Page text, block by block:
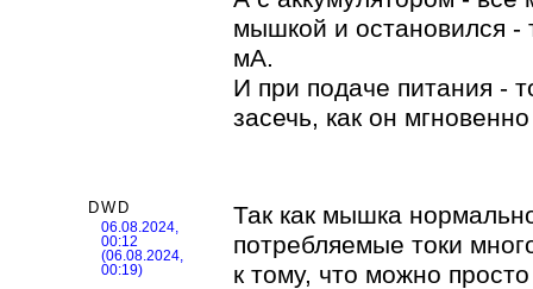
мышкой и остановился -
мА.
И при подаче питания -
засечь, как он
DWD
06.08.2024,
00:12
(06.08.2024,
00:19)
Так как мышка
потребляемые токи
к тому, что можно